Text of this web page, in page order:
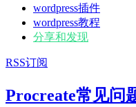
wordpress插件
wordpress教程
分享和发现
RSS订阅
Procreate常见问